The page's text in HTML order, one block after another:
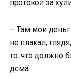
протокол за
– Там мои
не плакал,
то, что должно
дома.